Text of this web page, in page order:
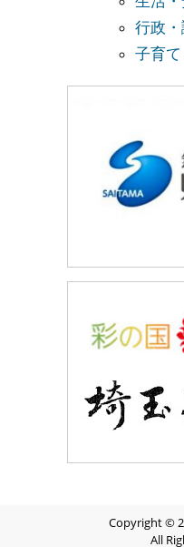
行政
子育
Copyright ©
All